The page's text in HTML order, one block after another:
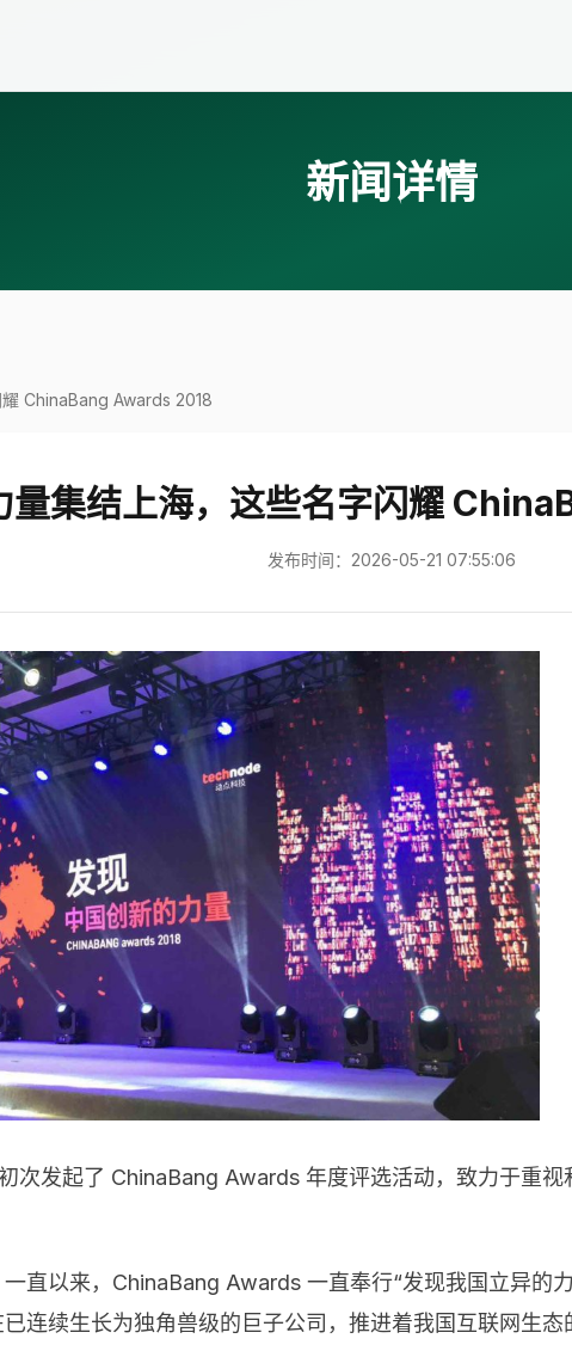
新闻详情
ChinaBang Awards 2018
量集结上海，这些名字闪耀
发布时间：2026-05-21 07:55:06
次发起了 ChinaBang Awards 年度评选活动，致力于重
直以来，ChinaBang Awards 一直奉行“发现我国立异的
连续生长为独角兽级的巨子公司，推进着我国互联网生